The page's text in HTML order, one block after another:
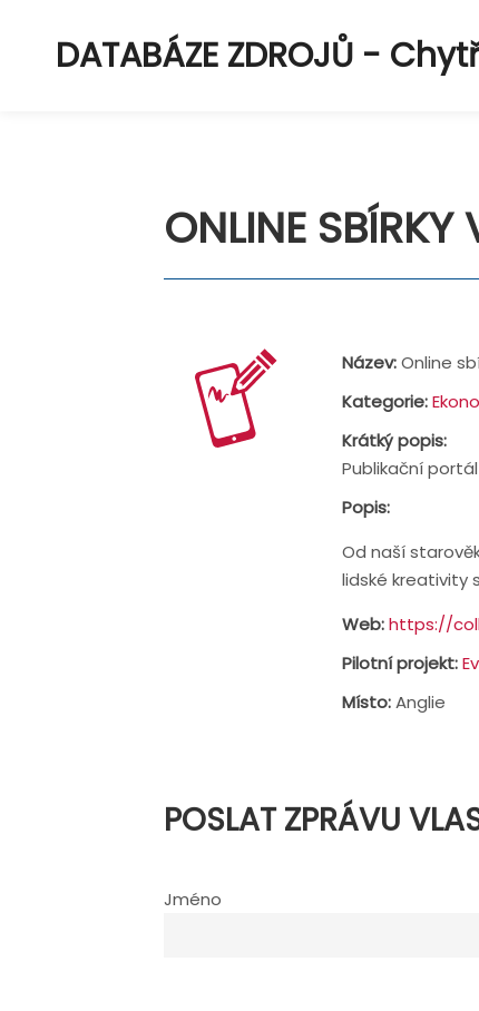
DATABÁZE ZDROJŮ -
ONLINE SBÍRKY
Název:Online
Kategorie:
Krátký popis:
Publikační
Popis:
Od naší
lidské kreativity
Web:https://
Pilotní projekt:
Místo:Anglie
POSLAT ZPRÁVU
Jméno